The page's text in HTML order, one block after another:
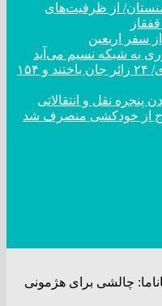
از ظرفیت‌های
به شبکه نسیم می‌آید
مهران در صدر مسیر‌های ورودی/ ۲۴ زائر جان باختند و ۱۵۴
پنجره نقل و انتقالاتی
چالشی برای هژمونی